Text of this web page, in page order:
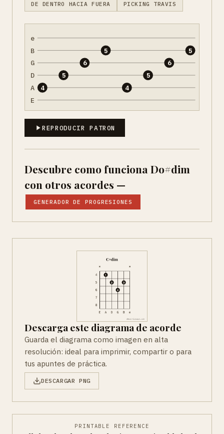
DE DENTRO HACIA FUERA PICKING TRAVIS
e
B
G
D
A
E
4
5
6
5
4
5
6
5
REPRODUCIR PATRON
Descubre como funciona Do#dim
con otros acordes —
GENERADOR DE PROGRESIONES
Descarga este diagrama de acorde
Guarda el diagrama como imagen en alta
resolución: ideal para imprimir, compartir o para
tus apuntes de práctica.
DESCARGAR PNG
PRINTABLE REFERENCE